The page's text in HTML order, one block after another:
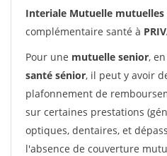
Interiale Mutuelle mutuelles
complémentaire santé à
Pour une mutuelle senior,
santé sénior, il peut y avoir
plafonnement de
sur certaines prestations
optiques, dentaires, et
l'absence de couverture